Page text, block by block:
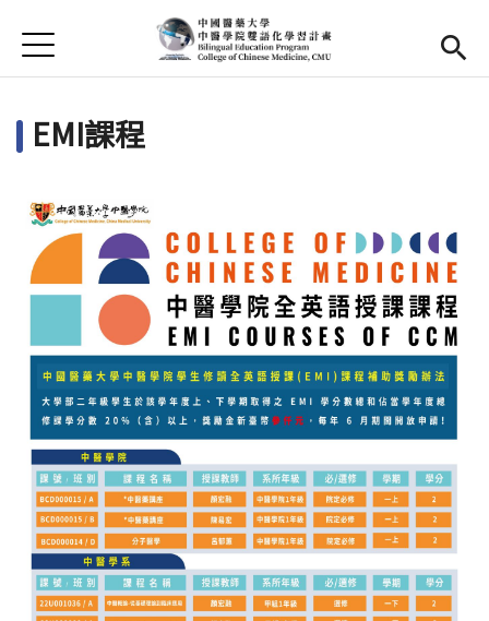
首頁
首頁
最新消息
活動集錦
學習資源
法規與表單
雙語中心(link is external)
中醫學院(link is external)
官方YouTube(link is external)
Jump to Navigation
Jump to Main content
EMI課程